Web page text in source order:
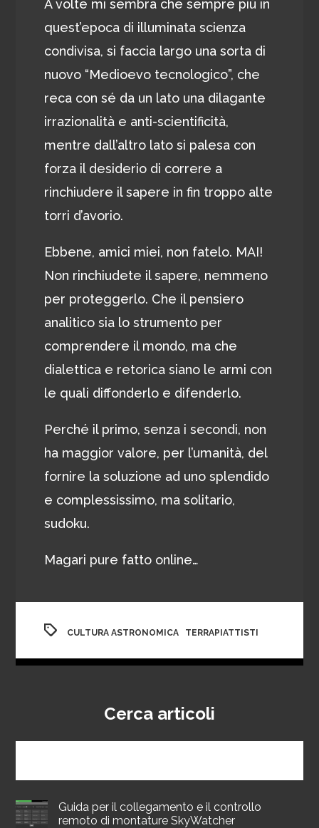
A volte mi sembra che sempre più in
quest’epoca di illuminata scienza
condivisa, si faccia largo una sorta di
nuovo “Medioevo tecnologico”, che
reca con sé da un lato una dilagante
irrazionalità e anti-scientificità,
mentre dall’altro lato si palesa con
forza il desiderio di correre a
rinchiudere il sapere in fin troppo alte
torri d’avorio.
Ebbene, amici miei, non fatelo. MAI!
Non rinchiudete il sapere, nemmeno
per proteggerlo. Che il pensiero
analitico sia lo strumento per
comprendere il mondo, ma che
dialettica e retorica siano le armi con
le quali diffonderlo e difenderlo.
Perché il primo, senza i secondi, non
ha maggior valore, per l’umanità, del
fornire la soluzione ad uno splendido
e complessissimo, ma solitario,
sudoku.
Magari pure fatto online…
CULTURA ASTRONOMICA TERRAPIATTISTI
Cerca articoli
Guida per il collegamento e il controllo
remoto di montature SkyWatcher